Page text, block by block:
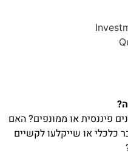
פיננסית או ממונפים? האם
כלכלי או שייקלעו לקשיים